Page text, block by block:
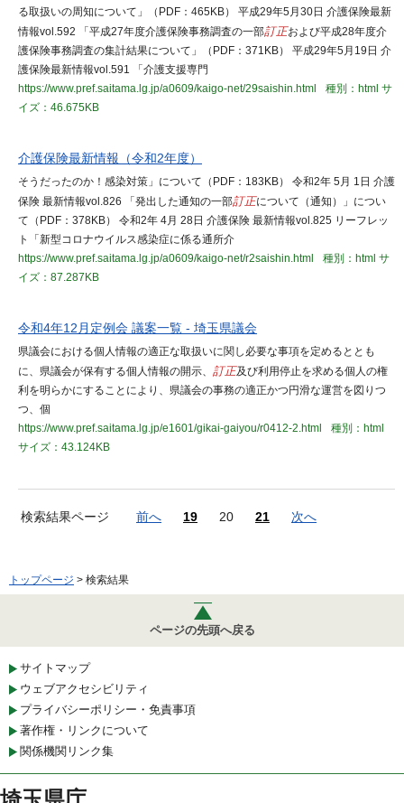
る取扱いの周知について」（PDF：465KB） 平成29年5月30日 介護保険最新
情報vol.592 「平成27年度介護保険事務調査の一部訂正および平成28年度介
護保険事務調査の集計結果について」（PDF：371KB） 平成29年5月19日 介
護保険最新情報vol.591 「介護支援専門
https://www.pref.saitama.lg.jp/a0609/kaigo-net/29saishin.html
種別：html サ
イズ：46.675KB
介護保険最新情報（令和2年度）
そうだったのか！感染対策」について（PDF：183KB） 令和2年 5月 1日 介護
保険 最新情報vol.826 「発出した通知の一部訂正について（通知）」につい
て（PDF：378KB） 令和2年 4月 28日 介護保険 最新情報vol.825 リーフレッ
ト「新型コロナウイルス感染症に係る通所介
https://www.pref.saitama.lg.jp/a0609/kaigo-net/r2saishin.html
種別：html サ
イズ：87.287KB
令和4年12月定例会 議案一覧 - 埼玉県議会
県議会における個人情報の適正な取扱いに関し必要な事項を定めるととも
に、県議会が保有する個人情報の開示、 訂正及び利用停止を求める個人の権
利を明らかにすることにより、県議会の事務の適正かつ円滑な運営を図りつ
つ、個
https://www.pref.saitama.lg.jp/e1601/gikai-gaiyou/r0412-2.html
種別：html
サイズ：43.124KB
検索結果ページ 前へ 19 20 21 次へ
トップページ > 検索結果
ページの先頭へ戻る
サイトマップ
ウェブアクセシビリティ
プライバシーポリシー・免責事項
著作権・リンクについて
関係機関リンク集